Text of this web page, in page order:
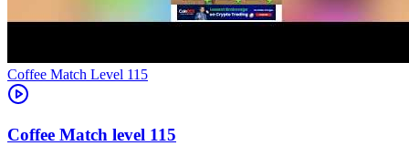
Level 115
115